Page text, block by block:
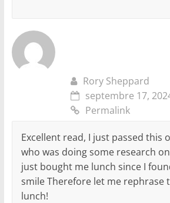
Rory Sheppard
septembre 17,
Permalink
Excellent read, I just passed this
who was doing some research
just bought me lunch since I
smile Therefore let me rephrase
lunch!